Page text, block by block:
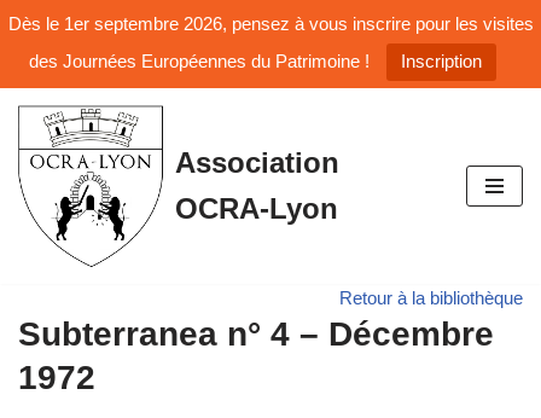
Dès le 1er septembre 2026, pensez à vous inscrire pour les visites
des Journées Européennes du Patrimoine !
Inscription
Aller
au
contenu
Association
OCRA-Lyon
Retour à la bibliothèque
Subterranea n° 4 – Décembre
1972